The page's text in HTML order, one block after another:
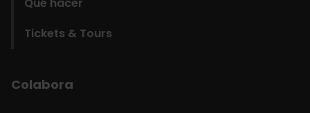
Tickets & Tours
Colabora